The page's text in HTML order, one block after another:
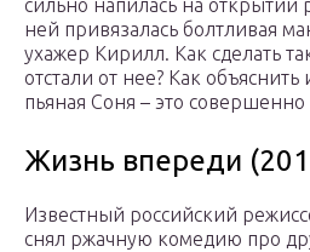
сильно напилась на открытии
ней привязалась болтливая
ухажер Кирилл. Как сделать
отстали от нее? Как
пьяная Соня – это
Жизнь впереди
Известный российский
снял ржачную комедию про